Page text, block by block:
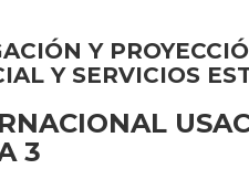
Y
Y SERVICIOS
3